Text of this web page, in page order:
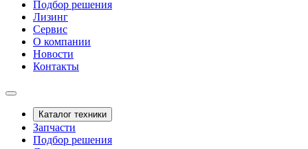
Подбор решения
Лизинг
Сервис
О компании
Новости
Контакты
Каталог техники
Запчасти
Подбор решения